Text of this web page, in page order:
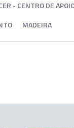
- CENTRO DE
MADEIRA